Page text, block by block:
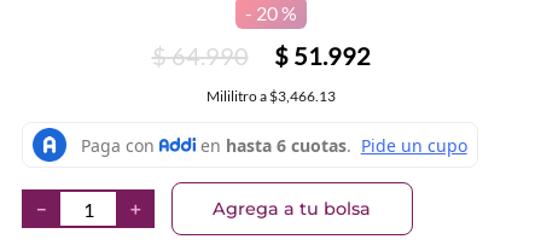
20 %
$64.990 $ 51.992
Mililitroa $3,466.13
＋
－ Agrega a tu bolsa